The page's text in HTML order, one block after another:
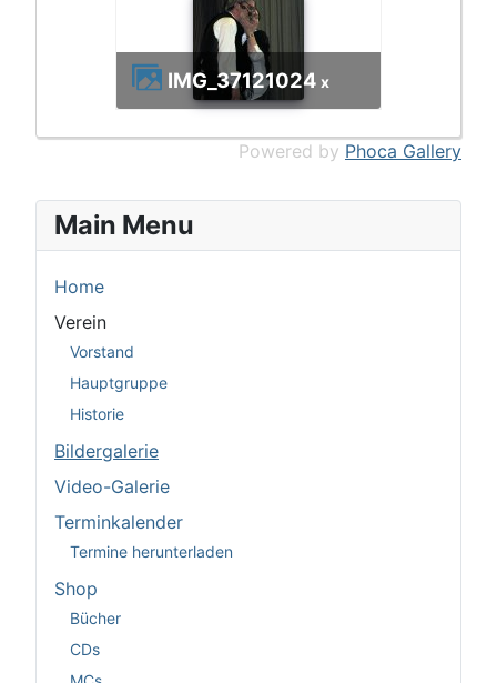
IMG_37121024 x
Powered by Phoca Gallery
Main Menu
Home
Verein
Vorstand
Hauptgruppe
Historie
Bildergalerie
Video-Galerie
Terminkalender
Termine herunterladen
Shop
Bücher
CDs